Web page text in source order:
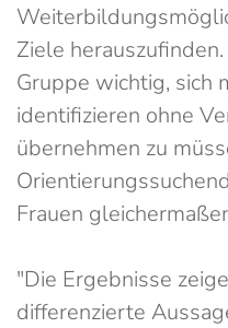
Ziele
Gruppe wichtig, sich
identifizieren ohne
übernehmen zu
Frauen
"Die Ergebnisse
differenzierte